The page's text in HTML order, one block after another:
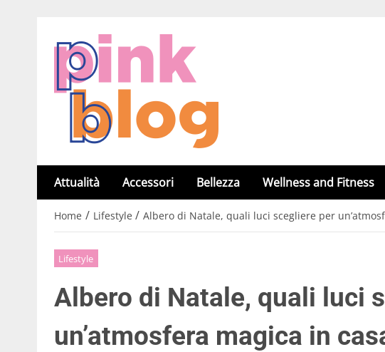
Attualità Accessori Bellezza Wellness and Fitness
Home / Lifestyle / Albero di Natale, quali luci scegliere per
Lifestyle
Albero di Natale, quali luci
un’atmosfera magica in